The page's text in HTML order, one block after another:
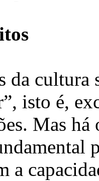
da cultura
isto é,
Mas
a